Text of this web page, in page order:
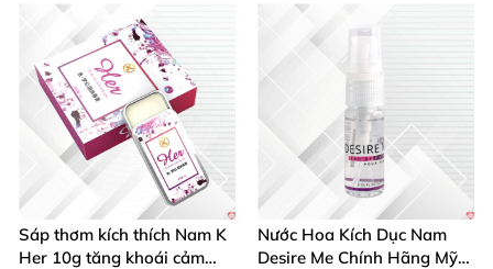
Sáp thơm kích thích Nam K
Her 10g tăng khoái cảm
Nước Hoa Kích Dục Nam
Desire Me Chính Hãng Mỹ